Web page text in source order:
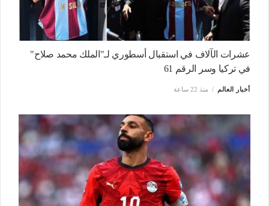
عشرات الآلاف في استقبال أسطوري لـ"الملك محمد صلاح"
في تركيا وسر الرقم 61
أخبار العالم منذ 22 ساعة